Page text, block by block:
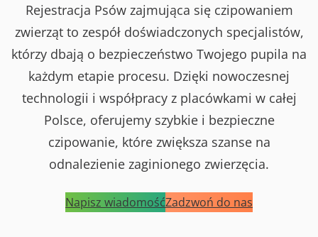
Rejestracja Psów zajmująca się czipowaniem
zwierząt to zespół doświadczonych specjalistów,
którzy dbają o bezpieczeństwo Twojego pupila na
każdym etapie procesu. Dzięki nowoczesnej
technologii i współpracy z placówkami w całej
Polsce, oferujemy szybkie i bezpieczne
czipowanie, które zwiększa szanse na
odnalezienie zaginionego zwierzęcia.
Napisz wiadomośćZadzwoń do nas